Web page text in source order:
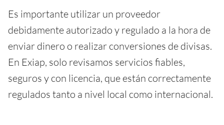
Es importante utilizar un proveedor
debidamente autorizado y regulado a la hora de
enviar dinero o realizar conversiones de divisas.
En Exiap, solo revisamos servicios fiables,
seguros y con licencia, que están correctamente
regulados tanto a nivel local como internacional.